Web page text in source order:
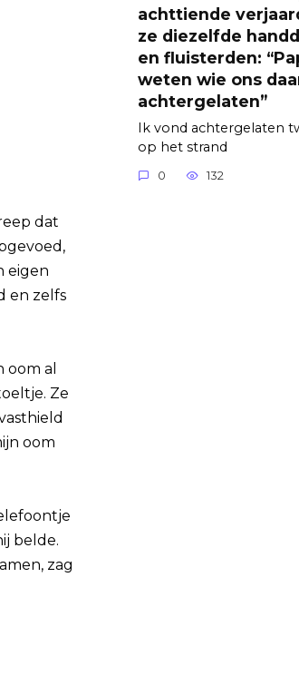
dat
eigen
en zelfs
al
Ze
oom
belde.
zag
achttiende
ze diezelfde
en fluisterden:
weten wie ons
achtergelaten”
Ik vond achtergelaten
op het strand
0 132